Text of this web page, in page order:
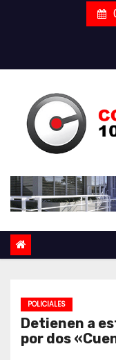
POLICIALES
Detienen a
por dos